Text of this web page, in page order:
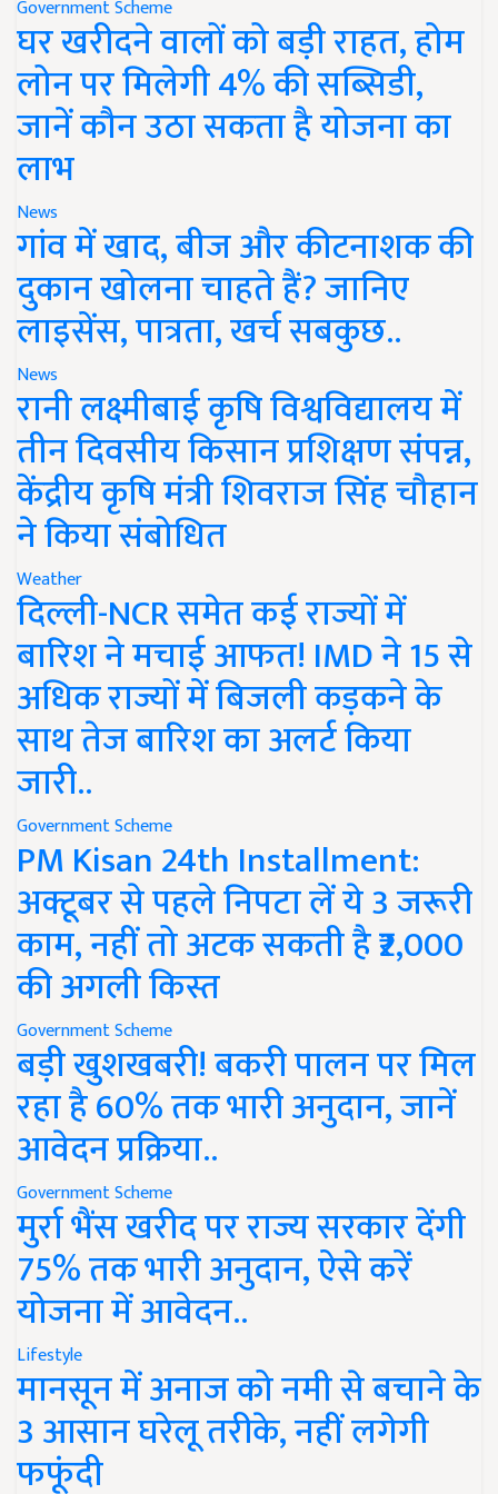
Government Scheme
घर खरीदने वालों को बड़ी राहत, होम
लोन पर मिलेगी 4% की सब्सिडी,
जानें कौन उठा सकता है योजना का
लाभ
News
गांव में खाद, बीज और कीटनाशक की
दुकान खोलना चाहते हैं? जानिए
लाइसेंस, पात्रता, खर्च सबकुछ..
News
रानी लक्ष्मीबाई कृषि विश्वविद्यालय में
तीन दिवसीय किसान प्रशिक्षण संपन्न,
केंद्रीय कृषि मंत्री शिवराज सिंह चौहान
ने किया संबोधित
Weather
दिल्ली-NCR समेत कई राज्यों में
बारिश ने मचाई आफत! IMD ने 15 से
अधिक राज्यों में बिजली कड़कने के
साथ तेज बारिश का अलर्ट किया
जारी..
Government Scheme
PM Kisan 24th Installment:
अक्टूबर से पहले निपटा लें ये 3 जरूरी
काम, नहीं तो अटक सकती है ₹2,000
की अगली किस्त
Government Scheme
बड़ी खुशखबरी! बकरी पालन पर मिल
रहा है 60% तक भारी अनुदान, जानें
आवेदन प्रक्रिया..
Government Scheme
मुर्रा भैंस खरीद पर राज्य सरकार देंगी
75% तक भारी अनुदान, ऐसे करें
योजना में आवेदन..
Lifestyle
मानसून में अनाज को नमी से बचाने के
3 आसान घरेलू तरीके, नहीं लगेगी
फफूंदी